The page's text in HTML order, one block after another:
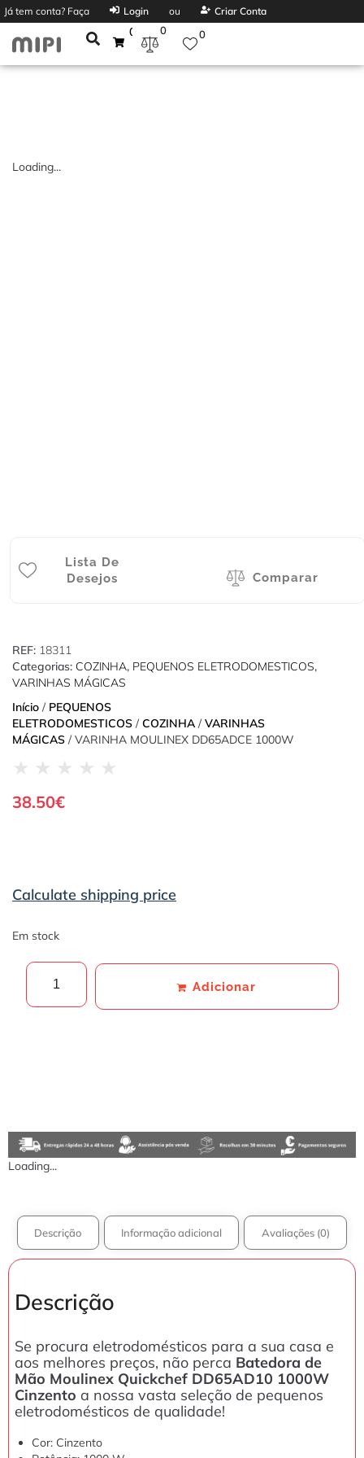
Já tem conta? Faça Login ou Criar Conta
0 0 0
Loading...
Lista De
Desejos
Comparar
REF: 18311
Categorias: COZINHA, PEQUENOS ELETRODOMESTICOS,
VARINHAS MÁGICAS
Início / PEQUENOS
ELETRODOMESTICOS / COZINHA / VARINHAS
MÁGICAS / VARINHA MOULINEX DD65ADCE 1000W
★ ★ ★ ★ ★
38.50€
Calculate shipping price
Em stock
Adicionar
Loading...
Descrição Informação adicional Avaliações (0)
Descrição
Se procura eletrodomésticos para a sua casa e
aos melhores preços, não perca Batedora de
Mão Moulinex Quickchef DD65AD10 1000W
Cinzento a nossa vasta seleção de pequenos
eletrodomésticos de qualidade!
Cor: Cinzento